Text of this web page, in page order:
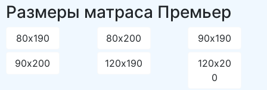
Размеры матраса Премьер
80х190 80х200 90х190
90х200 120х190
120х20
0